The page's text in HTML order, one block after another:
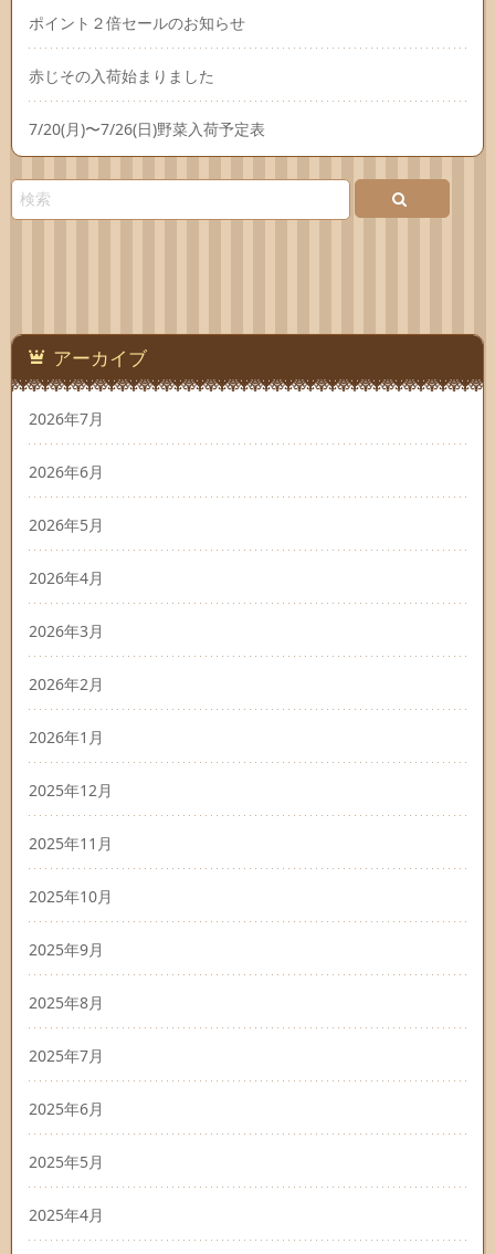
ポイント２倍セールのお知らせ
赤じその入荷始まりました
7/20(月)〜7/26(日)野菜入荷予定表
アーカイブ
2026年7月
2026年6月
2026年5月
2026年4月
2026年3月
2026年2月
2026年1月
2025年12月
2025年11月
2025年10月
2025年9月
2025年8月
2025年7月
2025年6月
2025年5月
2025年4月